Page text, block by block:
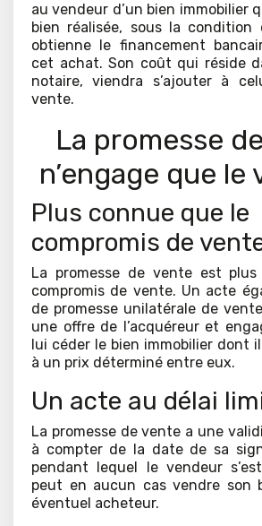
au vendeur d’un bien immobilier
bien réalisée, sous la condition
obtienne le financement
cet achat. Son coût qui réside
notaire, viendra s’ajouter à
vente.
La promesse
n’engage que le
Plus connue que le
compromis de
La promesse de vente est
compromis de vente. Un acte
de promesse unilatérale de
une offre de l’acquéreur et
lui céder le bien immobilier dont
à un prix déterminé entre eux.
Un acte au délai
La promesse de vente a une
à compter de la date de sa
pendant lequel le vendeur
peut en aucun cas vendre son
éventuel acheteur.